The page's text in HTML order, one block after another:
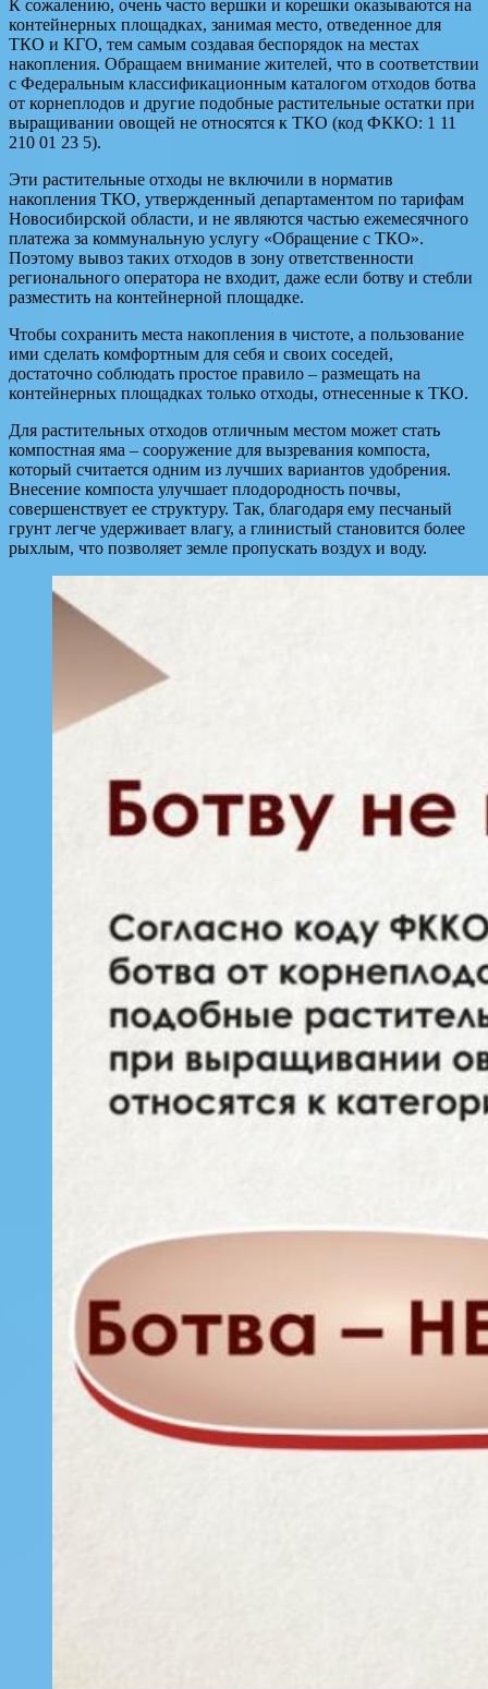
К сожалению, очень часто вершки и корешки оказываются на
контейнерных площадках, занимая место, отведенное для
ТКО и КГО, тем самым создавая беспорядок на местах
накопления. Обращаем внимание жителей, что в соответствии
с Федеральным классификационным каталогом отходов ботва
от корнеплодов и другие подобные растительные остатки при
выращивании овощей не относятся к ТКО (код ФККО: 1 11
210 01 23 5).
Эти растительные отходы не включили в норматив
накопления ТКО, утвержденный департаментом по тарифам
Новосибирской области, и не являются частью ежемесячного
платежа за коммунальную услугу «Обращение с ТКО».
Поэтому вывоз таких отходов в зону ответственности
регионального оператора не входит, даже если ботву и стебли
разместить на контейнерной площадке.
Чтобы сохранить места накопления в чистоте, а пользование
ими сделать комфортным для себя и своих соседей,
достаточно соблюдать простое правило – размещать на
контейнерных площадках только отходы, отнесенные к ТКО.
Для растительных отходов отличным местом может стать
компостная яма – сооружение для вызревания компоста,
который считается одним из лучших вариантов удобрения.
Внесение компоста улучшает плодородность почвы,
совершенствует ее структуру. Так, благодаря ему песчаный
грунт легче удерживает влагу, а глинистый становится более
рыхлым, что позволяет земле пропускать воздух и воду.